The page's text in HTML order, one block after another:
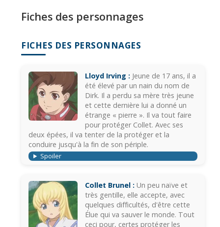
Fiches des personnages
FICHES DES PERSONNAGES
Lloyd Irving : Jeune de 17 ans, il a
été élevé par un nain du nom de
Dirk. Il a perdu sa mère très jeune
et cette dernière lui a donné un
étrange « pierre ». Il va tout faire
pour protéger Collet. Avec ses
deux épées, il va tenter de la protéger et la
conduire jusqu'à la fin de son périple.
Spoiler
Collet Brunel : Un peu naïve et
très gentille, elle accepte, avec
quelques difficultés, d'être cette
Élue qui va sauver le monde. Tout
ceci pour, certes protéger les